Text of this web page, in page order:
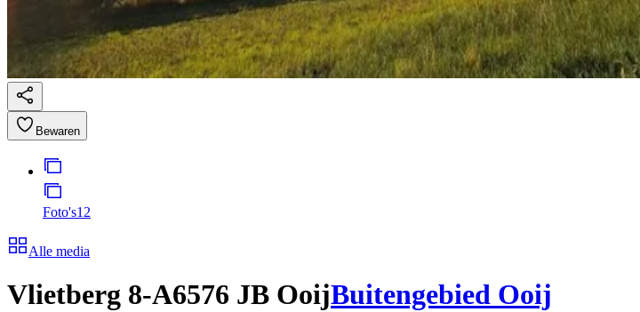
Bewaren
Foto's12
Alle media
Vlietberg 8-A6576 JB OoijBuitengebied Ooij